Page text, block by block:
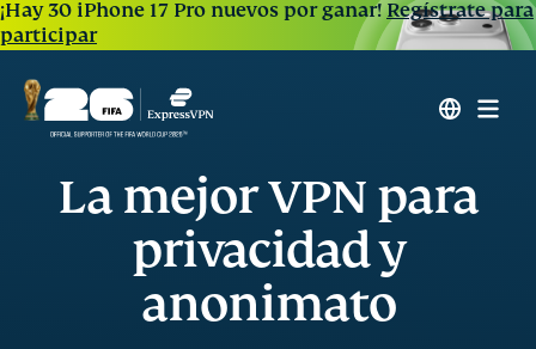
¡Hay 30 iPhone 17 Pro nuevos por ganar!Regístrate para
participar
La mejor VPN para
privacidad y
anonimato